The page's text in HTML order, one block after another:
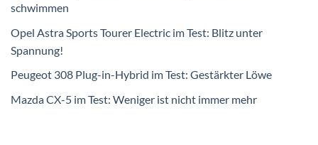
schwimmen
Opel Astra Sports Tourer Electric im Test: Blitz unter
Spannung!
Peugeot 308 Plug-in-Hybrid im Test: Gestärkter Löwe
Mazda CX-5 im Test: Weniger ist nicht immer mehr